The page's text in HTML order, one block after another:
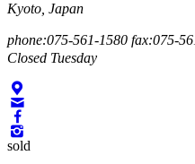
Kyoto, Japan
phone:075-561-1580 fax:075-
Closed Tuesday
sold